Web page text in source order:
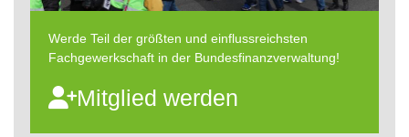
Werde Teil der größten und einflussreichsten
Fachgewerkschaft in der Bundesfinanzverwaltung!
Mitglied werden